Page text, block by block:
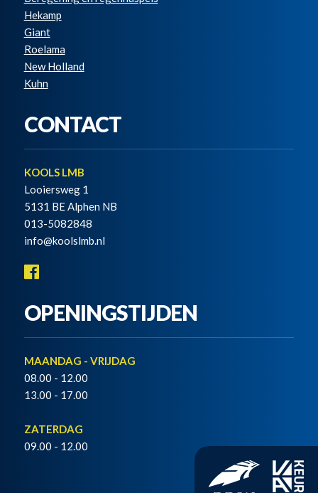
Hekamp
Giant
Roelama
New Holland
Kuhn
CONTACT
KOOLS LMB
Looiersweg 1
5131 BE Alphen NB
013-5082848
info@koolslmb.nl
OPENINGSTIJDEN
MAANDAG - VRIJDAG
08.00 - 12.00
13.00 - 17.00
ZATERDAG
09.00 - 12.00